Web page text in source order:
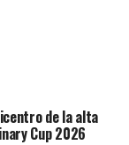
de la alta
Cup 2026